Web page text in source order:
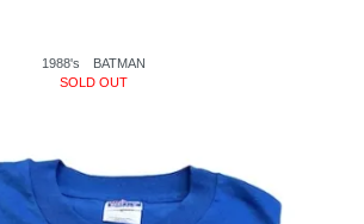
1988's BATMAN
SOLD OUT